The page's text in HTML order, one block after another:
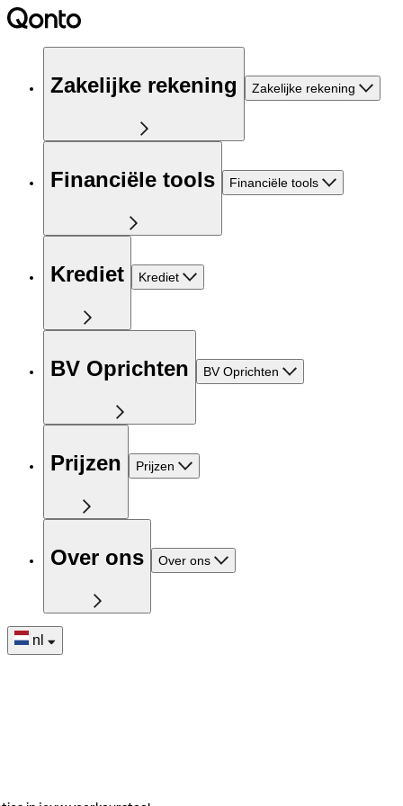
Zakelijke rekening Zakelijke rekening
Financiële tools Financiële tools
Krediet Krediet
BV Oprichten BV Oprichten
Prijzen Prijzen
Over ons Over ons
nl